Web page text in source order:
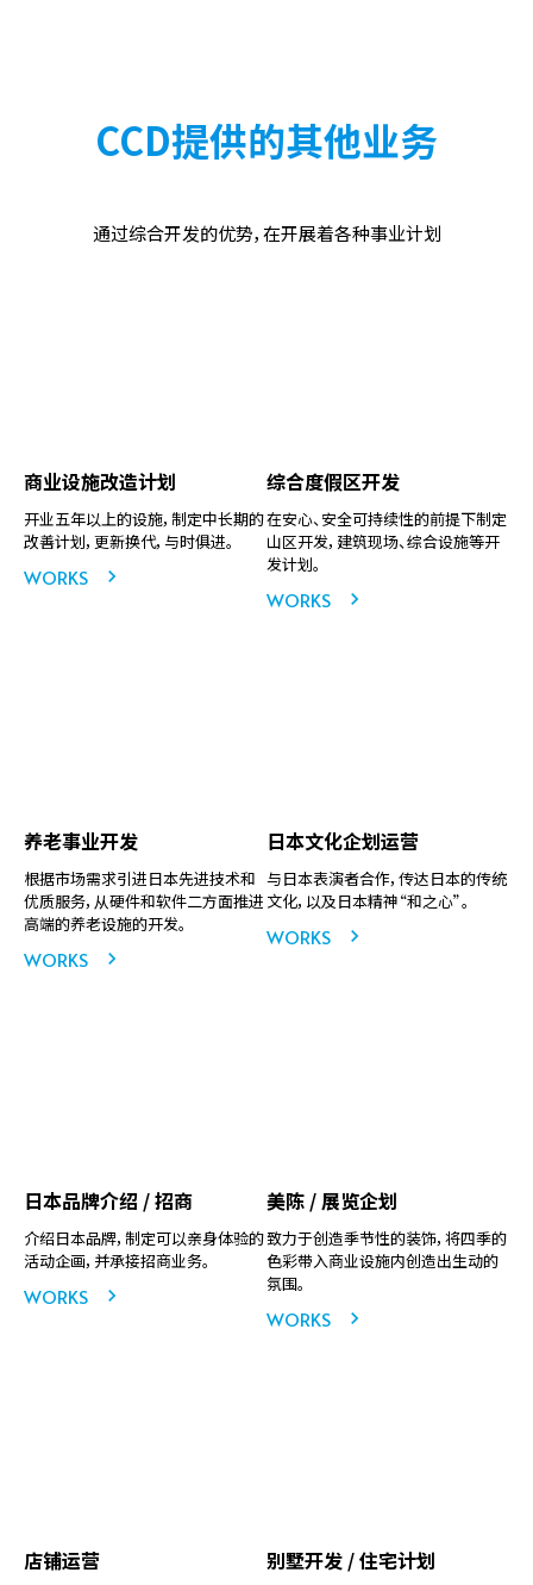
CCD提供的其他业务
通过综合开发的优势，在开展着各种事业计划
商业设施改造计划
开业五年以上的设施，制定中长期的
改善计划，更新换代，与时俱进。
WORKS
综合度假区开发
在安心、安全可持续性的前提下制定
山区开发，建筑现场、综合设施等开
发计划。
WORKS
养老事业开发
根据市场需求引进日本先进技术和
优质服务，从硬件和软件二方面推进
高端的养老设施的开发。
WORKS
日本文化企划运营
与日本表演者合作，传达日本的传统
文化，以及日本精神“和之心”。
WORKS
日本品牌介绍 / 招商
介绍日本品牌，制定可以亲身体验的
活动企画，并承接招商业务。
WORKS
美陈 / 展览企划
致力于创造季节性的装饰，将四季的
色彩带入商业设施内创造出生动的
氛围。
WORKS
店铺运营 别墅开发 / 住宅计划